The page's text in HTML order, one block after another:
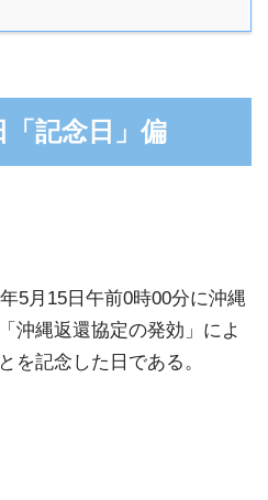
記念日」偏
5月15日午前0時00分に沖縄
沖縄返還協定の発効」によ
を記念した日である。